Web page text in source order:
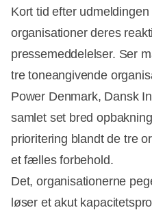
Kort tid efter
organisationer deres
pressemeddelelser. Ser
tre toneangivende
Power Denmark, Dansk
samlet set bred
prioritering blandt de tre
et fælles forbehold.
Det, organisationerne
løser et akut